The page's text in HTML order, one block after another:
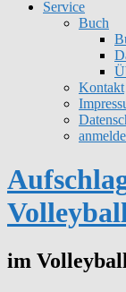
Service
Buch
Kontakt
im Volleyball